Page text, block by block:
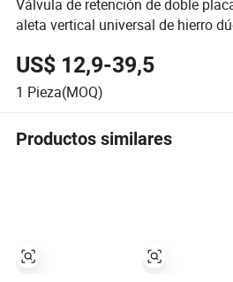
Válvula de retención de doble
aleta vertical universal de hierro
US$ 12,9-39,5
1 Pieza(MOQ)
Productos similares